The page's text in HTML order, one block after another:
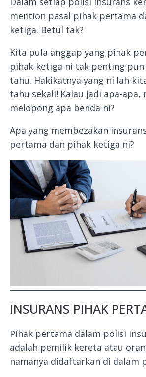
mention pasal pihak pertama
ketiga. Betul tak?
Kita pula anggap yang pihak
pihak ketiga ni tak penting
tahu. Hakikatnya yang ni lah
tahu sekali! Kalau jadi apa-apa,
melopong apa benda ni?
Apa yang membezakan
pertama dan pihak ketiga ni?
INSURANS PIHAK
Pihak pertama dalam polisi
adalah pemilik kereta atau
namanya didaftarkan di dalam